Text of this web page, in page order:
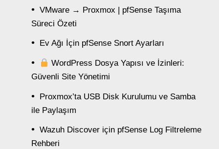
VMware → Proxmox | pfSense Taşıma
Süreci Özeti
Ev Ağı İçin pfSense Snort Ayarları
WordPress Dosya Yapısı ve İzinleri:
Güvenli Site Yönetimi
Proxmox’ta USB Disk Kurulumu ve Samba
ile Paylaşım
Wazuh Discover için pfSense Log Filtreleme
Rehberi